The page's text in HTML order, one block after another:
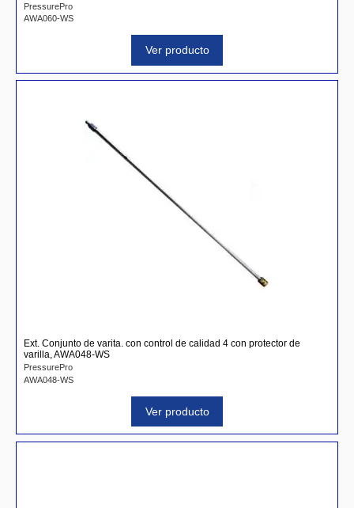
PressurePro
AWA060-WS
Ver producto
Ext. Conjunto de varita. con control de calidad 4 con protector de
varilla, AWA048-WS
PressurePro
AWA048-WS
Ver producto